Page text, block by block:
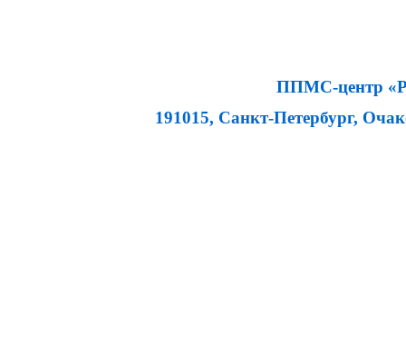
ППМС-центр
191015, Санкт-Петербург,